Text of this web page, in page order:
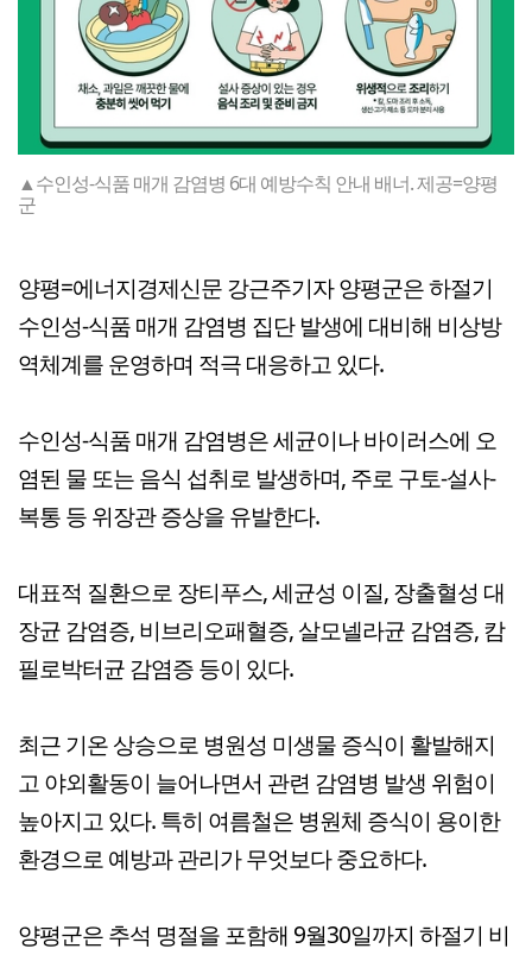
▲수인성-식품 매개 감염병 6대 예방수칙 안내 배너. 제공=양평
군
양평=에너지경제신문 강근주기자 양평군은 하절기
수인성-식품 매개 감염병 집단 발생에 대비해 비상방
역체계를 운영하며 적극 대응하고 있다.
수인성-식품 매개 감염병은 세균이나 바이러스에 오
염된 물 또는 음식 섭취로 발생하며, 주로 구토-설사-
복통 등 위장관 증상을 유발한다.
대표적 질환으로 장티푸스, 세균성 이질, 장출혈성 대
장균 감염증, 비브리오패혈증, 살모넬라균 감염증, 캄
필로박터균 감염증 등이 있다.
최근 기온 상승으로 병원성 미생물 증식이 활발해지
고 야외활동이 늘어나면서 관련 감염병 발생 위험이
높아지고 있다. 특히 여름철은 병원체 증식이 용이한
환경으로 예방과 관리가 무엇보다 중요하다.
양평군은 추석 명절을 포함해 9월30일까지 하절기 비